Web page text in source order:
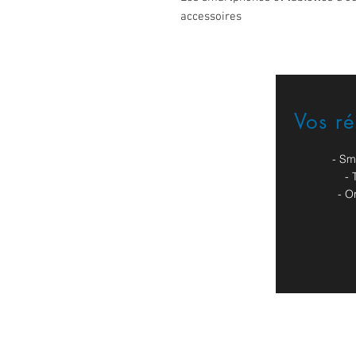
accessoires
Vos
-
-
-